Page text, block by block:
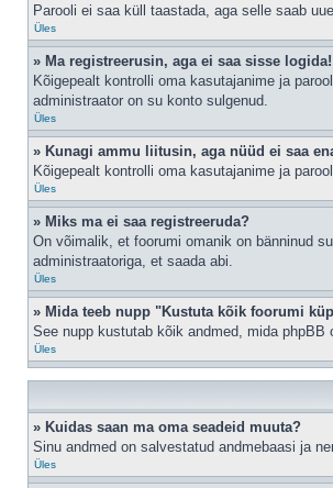
Parooli ei saa küll taastada, aga selle saab
Üles
» Ma registreerusin, aga ei saa sisse logida!
Kõigepealt kontrolli oma kasutajanime ja
administraator on su konto sulgenud.
Üles
» Kunagi ammu liitusin, aga nüüd ei saa
Kõigepealt kontrolli oma kasutajanime ja
Üles
» Miks ma ei saa registreeruda?
On võimalik, et foorumi omanik on bänninud
administraatoriga, et saada abi.
Üles
» Mida teeb nupp "Kustuta kõik foorumi
See nupp kustutab kõik andmed, mida
Üles
» Kuidas saan ma oma seadeid muuta?
Sinu andmed on salvestatud andmebaasi ja
Üles